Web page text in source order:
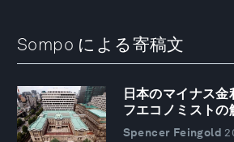
Sompo による寄稿文
日本のマイナス
フエコノミストの
Spencer Feingold